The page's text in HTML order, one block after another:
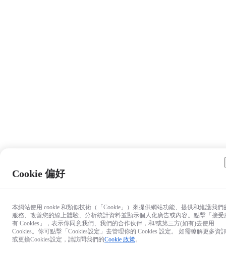
Cookie 偏好
本網站使用 cookie 和類似技術（「Cookie」）來提供網站功能、提供和維護我們
服務、改善您的線上體驗、分析統計資料並顯示個人化廣告或內容。點擊「接受
有 Cookies」，表示你同意我們、我們的合作伙伴，和/或第三方(如有)去使用
Cookies。你可點擊「Cookies設定」去管理你的 Cookies 設定。 如需瞭解更多資
或更換Cookies設定，請訪問我們的Cookie 政策。